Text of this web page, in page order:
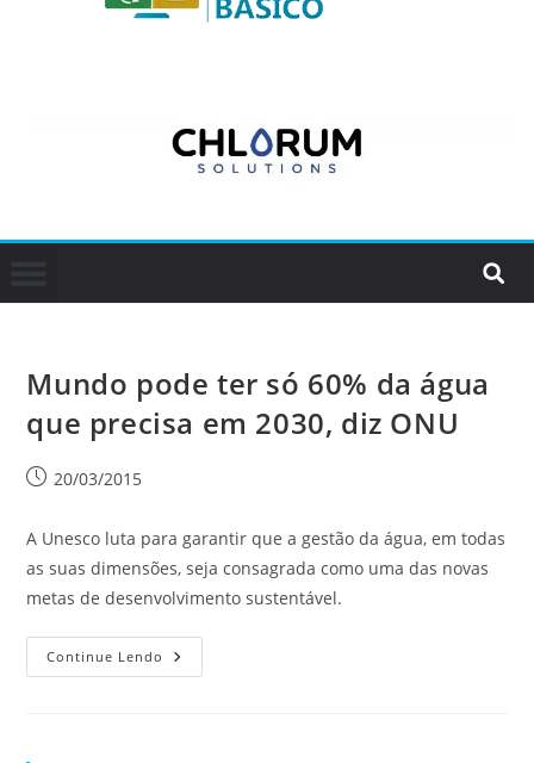
Mundo pode ter só 60% da água
que precisa em 2030, diz ONU
20/03/2015
A Unesco luta para garantir que a gestão da água, em todas
as suas dimensões, seja consagrada como uma das novas
metas de desenvolvimento sustentável.
Continue Lendo